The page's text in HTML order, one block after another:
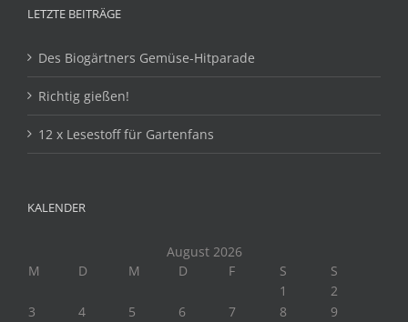
LETZTE BEITRÄGE
Des Biogärtners Gemüse-Hitparade
Richtig gießen!
12 x Lesestoff für Gartenfans
KALENDER
August 2026
M
D M D F S
S
1
2
3
4 5 6 7 8 9